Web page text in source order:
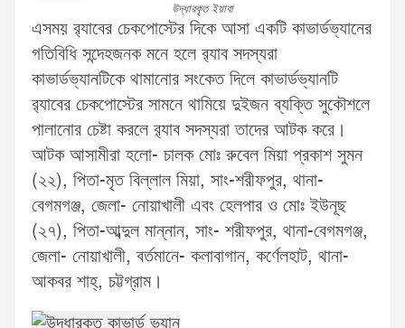
উদ্ধারকৃত ইয়াবা
এসময় র‌্যাবের চেকপোস্টের দিকে আসা একটি কাভার্ডভ্যানের
গতিবিধি সন্দেহজনক মনে হলে র‌্যাব সদস্যরা
কাভার্ডভ্যানটিকে থামানোর সংকেত দিলে কাভার্ডভ্যানটি
র‌্যাবের চেকপোস্টের সামনে থামিয়ে দুইজন ব্যক্তি সুকৌশলে
পালানোর চেষ্টা করলে র‌্যাব সদস্যরা তাদের আটক করে।
আটক আসামীরা হলো- চালক মোঃ রুবেল মিয়া প্রকাশ সুমন
(২২), পিতা-মৃত বিল্লাল মিয়া, সাং-শরীফপুর, থানা-
বেগমগঞ্জ, জেলা- নোয়াখালী এবং হেলপার ও মোঃ ইউনূছ
(২৭), পিতা-আব্দুল মান্নান, সাং- শরীফপুর, থানা-বেগমগঞ্জ,
জেলা- নোয়াখালী, বর্তমানে- কলাবাগান, কর্ণেলহাট, থানা-
আকবর শাহ্, চট্টগ্রাম।